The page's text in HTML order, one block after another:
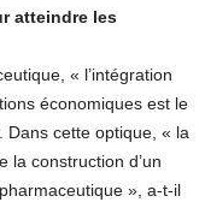
atteindre les
« l’intégration
économiques est le
Dans cette optique, « la
la construction d’un
», a-t-il